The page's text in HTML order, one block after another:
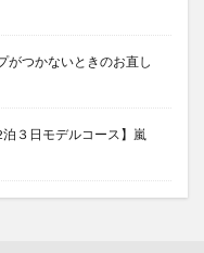
がつかないときのお直し
泊３日モデルコース】嵐